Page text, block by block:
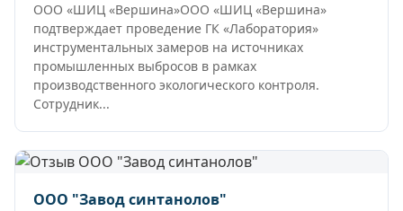
ООО «ШИЦ «Вершина»ООО «ШИЦ «Вершина»
подтверждает проведение ГК «Лаборатория»
инструментальных замеров на источниках
промышленных выбросов в рамках
производственного экологического контроля.
Сотрудник...
ООО "Завод синтанолов"